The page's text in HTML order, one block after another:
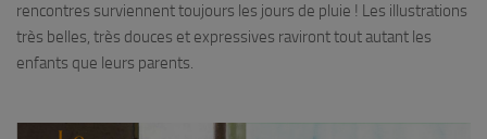
rencontres surviennent toujours les jours de pluie ! Les illustrations
très belles, très douces et expressives raviront tout autant les
enfants que leurs parents.